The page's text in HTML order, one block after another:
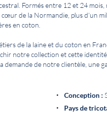
Formés entre 12 et 24 mois,
de la Normandie, plus d’un
en coton.
de la laine et du coton en
notre collection et cette
demande de notre clientèle, une
Conception :
Pays de